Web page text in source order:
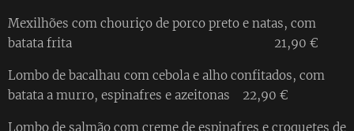
Mexilhões com chouriço de porco preto e natas, com
batata frita 21,90 €
Lombo de bacalhau com cebola e alho confitados, com
batata a murro, espinafres e azeitonas 22,90 €
Lombo de salmão com creme de espinafres e croquetes de